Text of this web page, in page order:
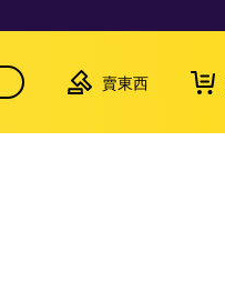
賣東西